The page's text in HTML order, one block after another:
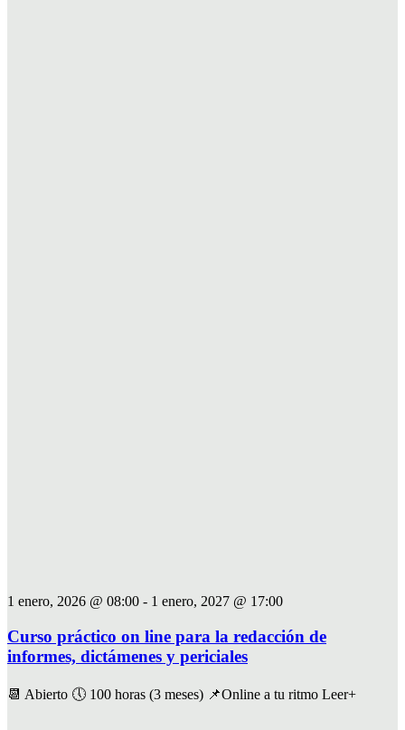
1 enero, 2026 @ 08:00 - 1 enero, 2027 @ 17:00
Curso práctico on line para la redacción de
informes, dictámenes y periciales
📆 Abierto 🕔 100 horas (3 meses) 📌Online a tu ritmo Leer+